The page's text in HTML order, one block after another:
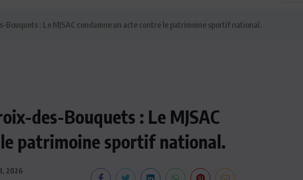
Bouquets : Le MJSAC condamne un acte contre le patrimoine sportif national.
des-Bouquets : Le MJSAC
patrimoine sportif national.
2026